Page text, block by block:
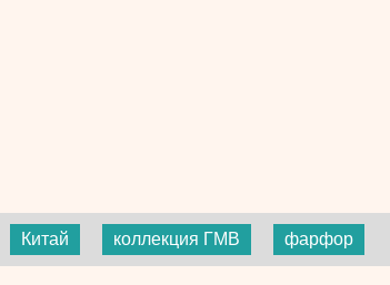
Китай коллекция ГМВ фарфор